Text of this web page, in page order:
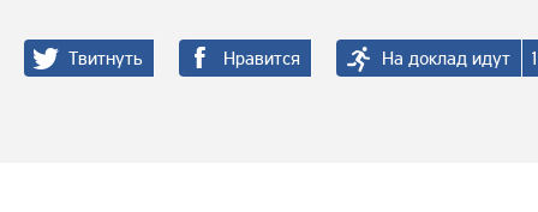
Твитнуть Нравится На доклад идут